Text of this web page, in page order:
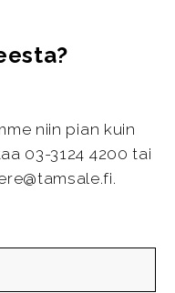
niin pian kuin
03-3124 4200 tai